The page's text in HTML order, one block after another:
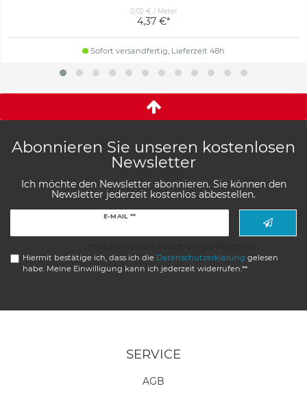
0,02 € / Meter
4,37 €*
Sofort versandfertig, Lieferzeit 48h
Abonnieren Sie unseren kostenlosen
Newsletter
Ich möchte den Newsletter abonnieren. Sie können den
Newsletter jederzeit kostenlos abbestellen.
E-MAIL **
Hiermit bestätige ich, dass ich die Daten­schutz­erklärung gelesen
habe. Meine Einwilligung kann ich jederzeit widerrufen.**
SERVICE
AGB